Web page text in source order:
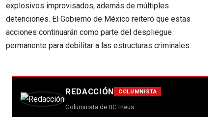
explosivos improvisados, además de múltiples
detenciones. El Gobierno de México reiteró que estas
acciones continuarán como parte del despliegue
permanente para debilitar a las estructuras criminales.
REDACCIÓN COLUMNISTA
Columnista de BCTneus